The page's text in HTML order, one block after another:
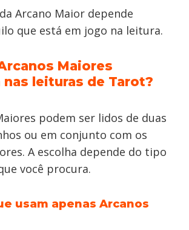
Arcano Maior depende
que está em jogo na leitura.
Maiores
nas leituras de Tarot?
podem ser lidos de duas
ou em conjunto com os
A escolha depende do tipo
você procura.
usam apenas Arcanos